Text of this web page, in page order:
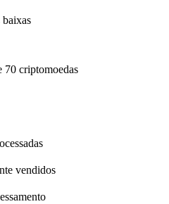
baixas
70 criptomoedas
vendidos